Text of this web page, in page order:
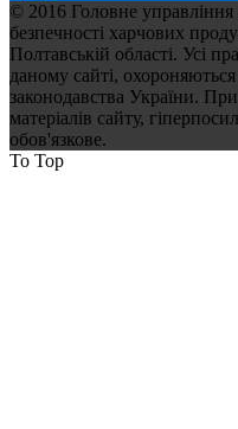
© 2016 Головне
безпечності харчових
Полтавській області. Усі
даному сайті,
законодавства України.
матеріалів сайту,
обов'язкове.
To Top